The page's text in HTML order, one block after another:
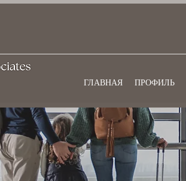
ГЛАВНАЯ ПРОФИЛЬ